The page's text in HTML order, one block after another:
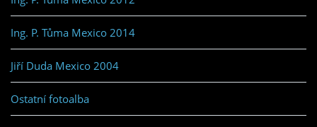
Ing. P. Tůma Mexico 2014
Jiří Duda Mexico 2004
Ostatní fotoalba